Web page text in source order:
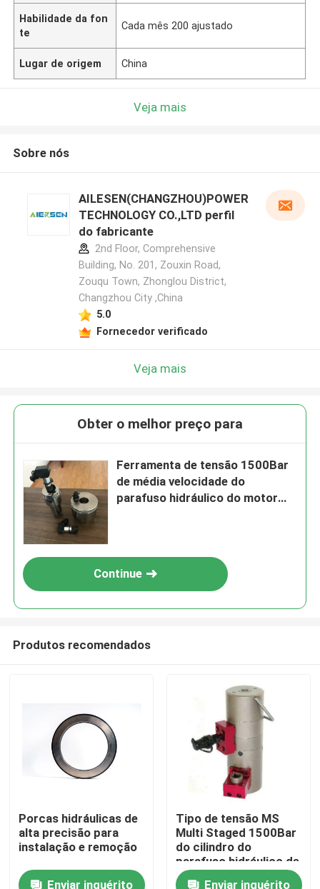
Produtos
Vídeos
Habilidade da fon
te
Cada mês 200 ajustado
Lugar de origem China
Veja mais
Sobre nós
AILESEN(CHANGZHOU)POWER
TECHNOLOGY CO.,LTD perfil
do fabricante
2nd Floor, Comprehensive
Building, No. 201, Zouxin Road,
Zouqu Town, Zhonglou District,
Changzhou City ,China
5.0
Fornecedor verificado
Veja mais
Obter o melhor preço para
Ferramenta de tensão 1500Bar
de média velocidade do
parafuso hidráulico do motor
Continue
Produtos recomendados
Porcas hidráulicas de
alta precisão para
instalação e remoção
Enviar inquérito
Tipo de tensão MS
Multi Staged 1500Bar
do cilindro do
parafuso hidráulico de
322 KN das
Enviar inquérito